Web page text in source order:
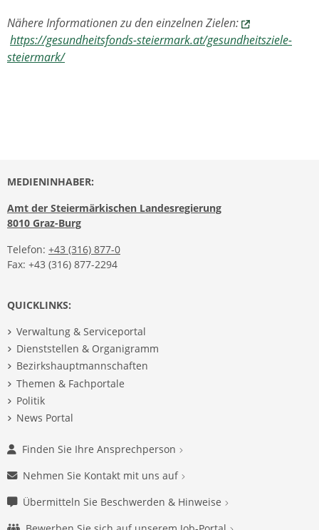
Nähere Informationen zu den einzelnen Zielen:
https://gesundheitsfonds-steiermark.at/gesundheitsziele-
steiermark/
MEDIENINHABER:
Amt der Steiermärkischen Landesregierung
8010 Graz-Burg
Telefon: +43 (316) 877-0
Fax: +43 (316) 877-2294
QUICKLINKS:
Verwaltung & Serviceportal
Dienststellen & Organigramm
Bezirkshauptmannschaften
Themen & Fachportale
Politik
News Portal
Finden Sie Ihre Ansprechperson
Nehmen Sie Kontakt mit uns auf
Übermitteln Sie Beschwerden & Hinweise